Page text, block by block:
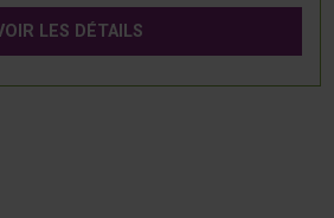
LES DÉTAILS